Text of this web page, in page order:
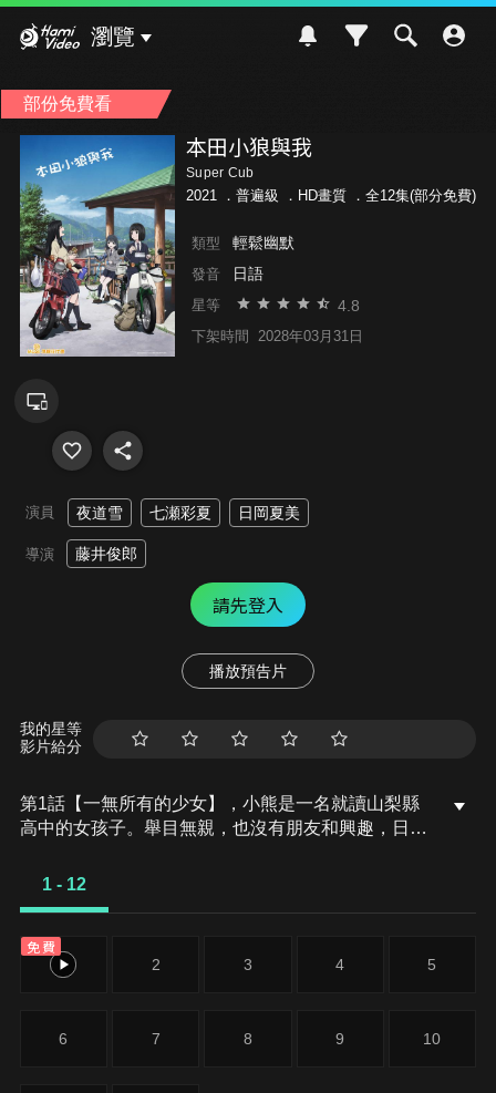
瀏覽
部份免費看
本田小狼與我
Super Cub
2021 ． 普遍級 ．HD畫質 ．全12集(部分免費)
類型 輕鬆幽默
發音 日語
星等 4.8
下架時間 2028年03月31日
演員 夜道雪 七瀬彩夏 日岡夏美
導演 藤井俊郎
請先登入
播放預告片
我的星等
影片給分
第1話【一無所有的少女】，小熊是一名就讀山梨縣
高中的女孩子。舉目無親，也沒有朋友和興趣，日子
的Super Cub。初次騎上機車的小熊，不論是深夜的
內心雀躍。讓她的世界綻放了小小的光輝。
1 - 12
免費
1 2 3 4 5
6 7 8 9 10